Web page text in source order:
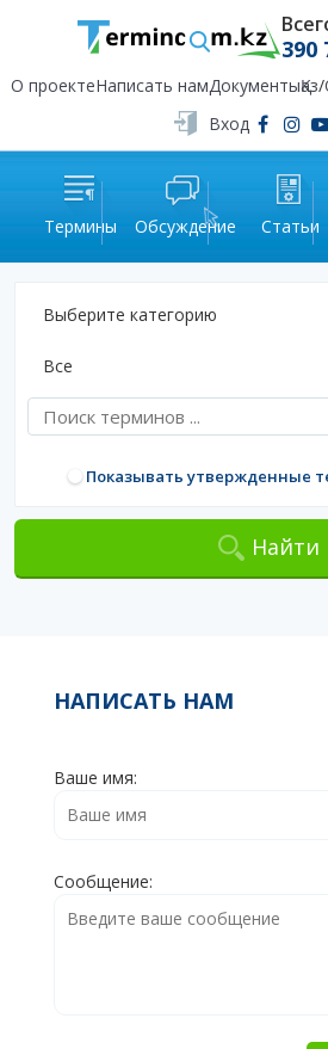
390
О проектеНаписать намДокументыҚаз/
Вход
Термины Обсуждение Статьи
Выберите категорию
Все
Показывать утвержденные
Найти
НАПИСАТЬ НАМ
Ваше имя:
Сообщение: